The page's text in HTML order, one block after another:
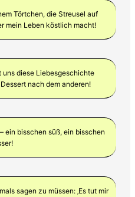
Törtchen, die Streusel auf
mein Leben köstlich macht!
uns diese Liebesgeschichte
nach dem anderen!
ein bisschen süß, ein bisschen
sagen zu müssen: ‚Es tut mir